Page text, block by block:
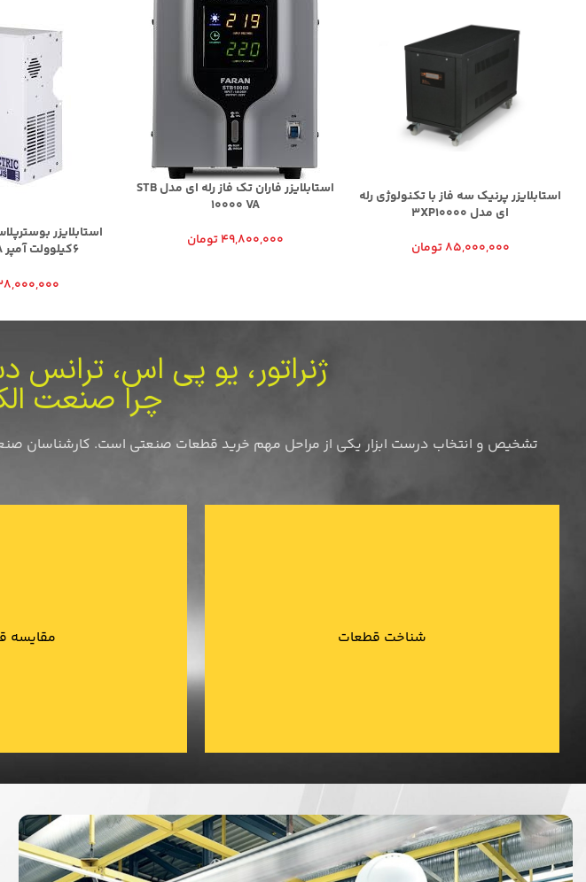
استابلایزر پرنیک سه فاز با تکنولوژی رله
ای مدل 3XP10000
85,000,000 تومان
استابلایزر فاران تک فاز رله ای مدل STB
10000 VA
49,800,000 تومان
استابلایزر
ژنراتور، یو پی اس، ترانس
چرا صنعت
تشخیص و انتخاب درست ابزار یکی از مراحل مهم خرید قطعات صنعتی است. کارشناسان صنعت الکتروتکنیک با تجربه ای بالغ بر
شناخت قطعات
با راهنمایی های ما ابزار مورد نیاز و مناسب خود را بشناسید. مقایسه
با مقایسه محصولات مشابه